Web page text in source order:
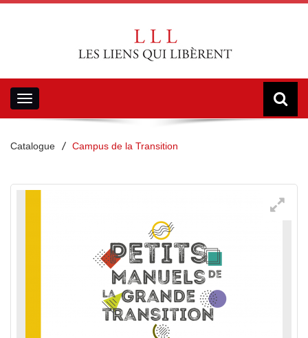
Toggle
navigation
Catalogue Campus de la Transition